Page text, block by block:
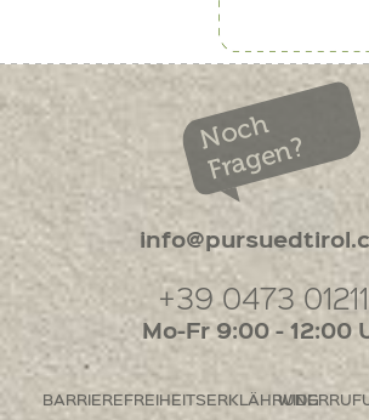
Noch
Fragen?
+39 0473
Mo-Fr 9:00 - 12:00
BARRIEREFREIHEITSERKLÄHRUNG